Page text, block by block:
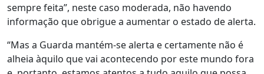
sempre feita”, neste caso moderada, não havendo
informação que obrigue a aumentar o estado de alerta.
“Mas a Guarda mantém-se alerta e certamente não é
alheia àquilo que vai acontecendo por este mundo fora